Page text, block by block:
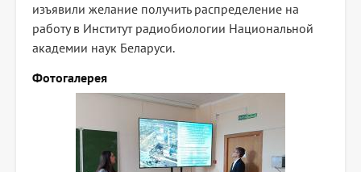
изъявили желание получить распределение на
работу в Институт радиобиологии Национальной
академии наук Беларуси.
Фотогалерея